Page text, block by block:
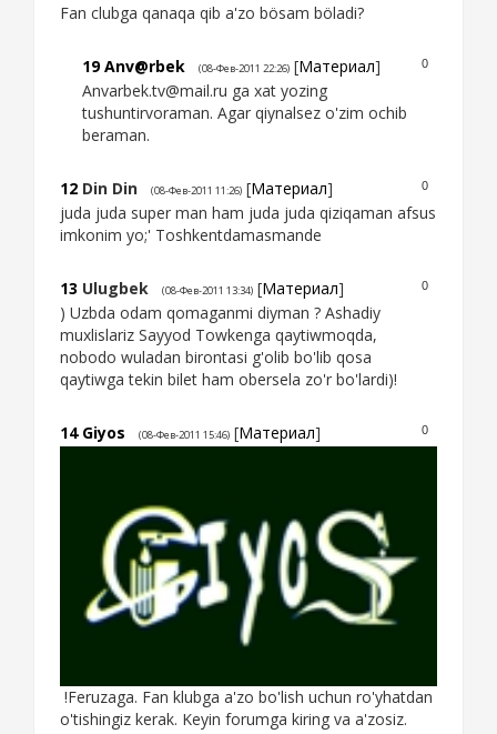
Fan clubga qanaqa qib a'zo bösam böladi?
0
19 Anv@rbek (08-Фев-2011 22:26) [Материал]
Anvarbek.tv@mail.ru ga xat yozing
tushuntirvoraman. Agar qiynalsez o'zim ochib
beraman.
0
12 Din Din (08-Фев-2011 11:26) [Материал]
juda juda super man ham juda juda qiziqaman afsus
imkonim yo;' Toshkentdamasmande
0
13 Ulugbek (08-Фев-2011 13:34) [Материал]
) Uzbda odam qomaganmi diyman ? Ashadiy
muxlislariz Sayyod Towkenga qaytiwmoqda,
nobodo wuladan birontasi g'olib bo'lib qosa
qaytiwga tekin bilet ham obersela zo'r bo'lardi)!
0
14 Giyos (08-Фев-2011 15:46) [Материал]
!Feruzaga. Fan klubga a'zo bo'lish uchun ro'yhatdan
o'tishingiz kerak. Keyin forumga kiring va a'zosiz.